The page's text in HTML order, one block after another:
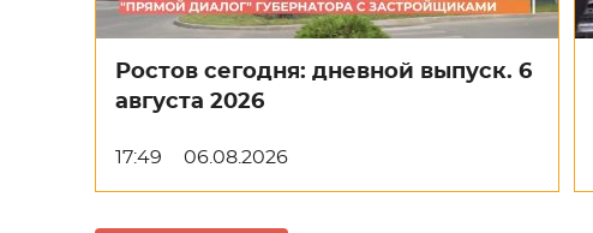
Ростов сегодня: дневной выпуск. 6
августа 2026
17:49 06.08.2026